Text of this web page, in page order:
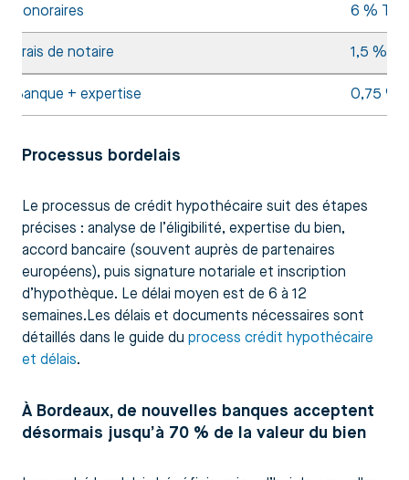
Honoraires 6 % TTC
Frais de notaire 1,5 % (à
Banque + expertise 0,75 %
Processus bordelais
Le processus de crédit hypothécaire suit des étapes
précises : analyse de l’éligibilité, expertise du bien,
accord bancaire (souvent auprès de partenaires
européens), puis signature notariale et inscription
d’hypothèque. Le délai moyen est de 6 à 12
semaines.Les délais et documents nécessaires sont
détaillés dans le guide du process crédit hypothécaire
et délais.
À Bordeaux, de nouvelles banques acceptent
désormais jusqu’à 70 % de la valeur du bien